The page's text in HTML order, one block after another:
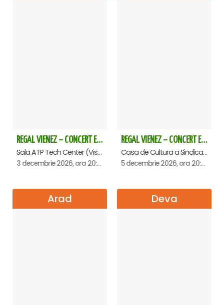
REGAL VIENEZ – CONCERT EXTRAORDINAR DE CRACIUN - Baia Mare
Sala ATP Tech Center (Vis a vis de Auchan), Baia-Mare
3 decembrie 2026, ora 20:00
REGAL VIENEZ – CONCERT EXTRAORDINAR DE CRACIUN - Oradea
Casa de Cultura a Sindicatelor , Oradea
5 decembrie 2026, ora 20:00
Arad Deva